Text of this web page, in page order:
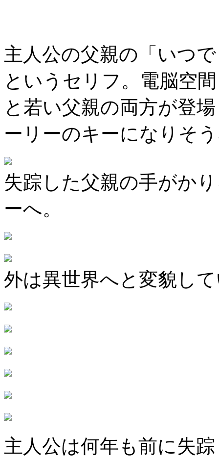
主人公の父親の「いつ
というセリフ。電脳空
と若い父親の両方が登
ーリーのキーになりそ
失踪した父親の手がか
ーへ。
外は異世界へと変貌し
主人公は何年も前に失